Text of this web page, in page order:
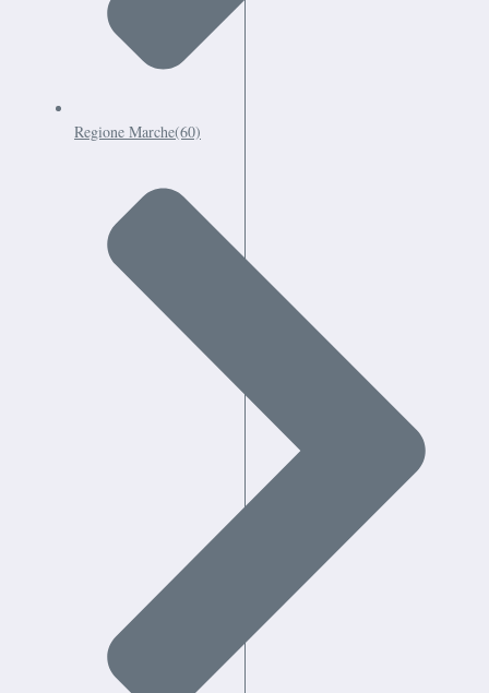
Regione Marche(60)